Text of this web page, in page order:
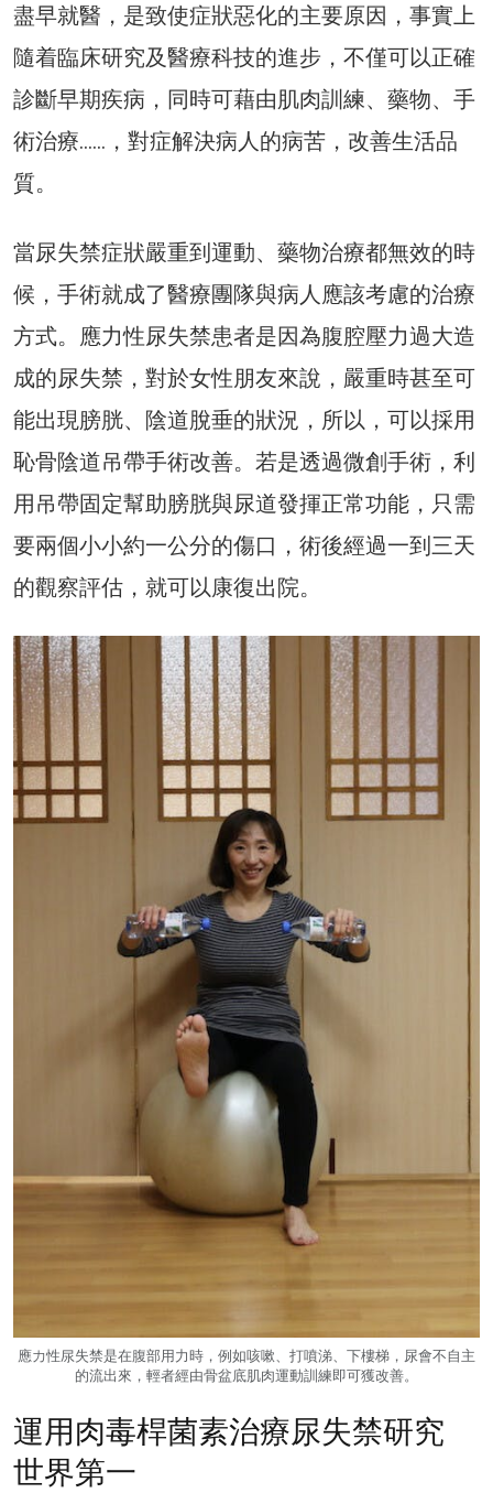
盡早就醫，是致使症狀惡化的主要原因，事實上
隨着臨床研究及醫療科技的進步，不僅可以正確
診斷早期疾病，同時可藉由肌肉訓練、藥物、手
術治療……，對症解決病人的病苦，改善生活品
質。
當尿失禁症狀嚴重到運動、藥物治療都無效的時
候，手術就成了醫療團隊與病人應該考慮的治療
方式。應力性尿失禁患者是因為腹腔壓力過大造
成的尿失禁，對於女性朋友來說，嚴重時甚至可
能出現膀胱、陰道脫垂的狀況，所以，可以採用
恥骨陰道吊帶手術改善。若是透過微創手術，利
用吊帶固定幫助膀胱與尿道發揮正常功能，只需
要兩個小小約一公分的傷口，術後經過一到三天
的觀察評估，就可以康復出院。
應力性尿失禁是在腹部用力時，例如咳嗽、打噴涕、下樓梯，尿會不自主
的流出來，輕者經由骨盆底肌肉運動訓練即可獲改善。
運用肉毒桿菌素治療尿失禁研究
世界第一